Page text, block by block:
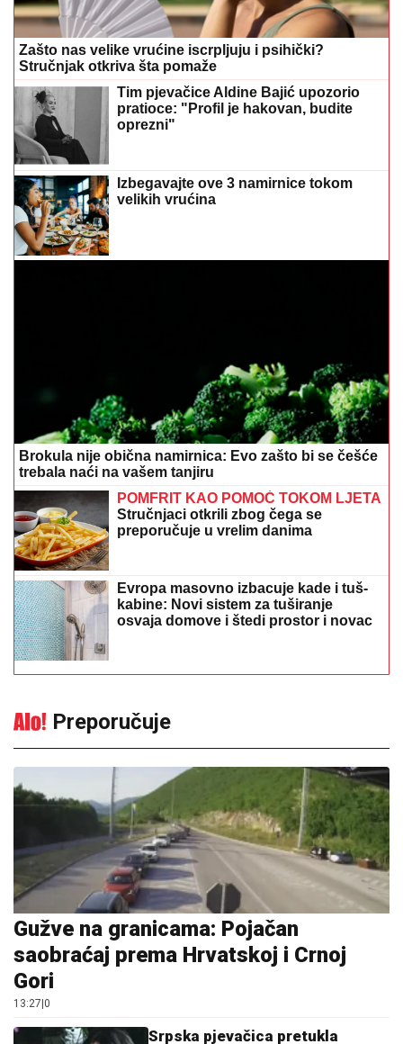
Zašto nas velike vrućine iscrpljuju i psihički?
Stručnjak otkriva šta pomaže
Tim pjevačice Aldine Bajić upozorio
pratioce: "Profil je hakovan, budite
oprezni"
Izbegavajte ove 3 namirnice tokom
velikih vrućina
Brokula nije obična namirnica: Evo zašto bi se češće
trebala naći na vašem tanjiru
POMFRIT KAO POMOĆ TOKOM LJETA
Stručnjaci otkrili zbog čega se
preporučuje u vrelim danima
Evropa masovno izbacuje kade i tuš-
kabine: Novi sistem za tuširanje
osvaja domove i štedi prostor i novac
Preporučuje
Gužve na granicama: Pojačan
saobraćaj prema Hrvatskoj i Crnoj
Gori
13:27 0
Srpska pjevačica pretukla